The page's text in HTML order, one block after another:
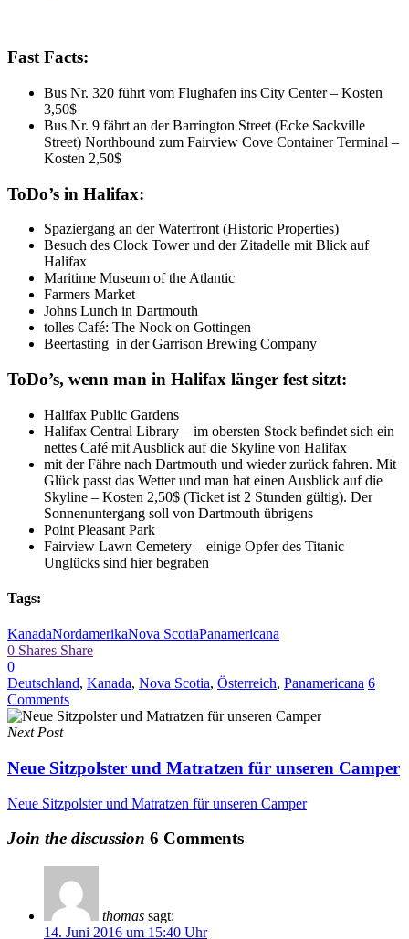
Fast Facts:
Bus Nr. 320 führt vom Flughafen ins City Center – Kosten
3,50$
Bus Nr. 9 fährt an der Barrington Street (Ecke Sackville
Street) Northbound zum Fairview Cove Container Terminal –
Kosten 2,50$
ToDo’s in Halifax:
Spaziergang an der Waterfront (Historic Properties)
Besuch des Clock Tower und der Zitadelle mit Blick auf
Halifax
Maritime Museum of the Atlantic
Farmers Market
Johns Lunch in Dartmouth
tolles Café: The Nook on Gottingen
Beertasting in der Garrison Brewing Company
ToDo’s, wenn man in Halifax länger fest sitzt:
Halifax Public Gardens
Halifax Central Library – im obersten Stock befindet sich ein
nettes Café mit Ausblick auf die Skyline von Halifax
mit der Fähre nach Dartmouth und wieder zurück fahren. Mit
Glück passt das Wetter und man hat einen Ausblick auf die
Skyline – Kosten 2,50$ (Ticket ist 2 Stunden gültig). Der
Sonnenuntergang soll von Dartmouth übrigens
Point Pleasant Park
Fairview Lawn Cemetery – einige Opfer des Titanic
Unglücks sind hier begraben
Tags:
KanadaNordamerikaNova ScotiaPanamericana
0 Shares Share
0
Deutschland, Kanada, Nova Scotia, Österreich, Panamericana 6
Comments
Next Post
Neue Sitzpolster und Matratzen für unseren Camper
Neue Sitzpolster und Matratzen für unseren Camper
Join the discussion 6 Comments
thomas sagt:
14. Juni 2016 um 15:40 Uhr